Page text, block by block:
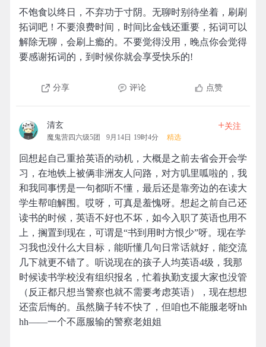
不饱食以终日，不弃功于寸阴。无聊时别待坐着，刷刷
拓词吧！不要浪费时间，时间比金钱还重要，拓词可以
解除无聊，会刷上瘾的。不要觉得没用，晚点你会觉得
要感谢拓词的，到时候你就会享受快乐的!
分享 评论 点赞
清玄
魔鬼营四六级5团 9月14日 19时4分 精选
+关注
回想起自己重拾英语的动机，大概是之前去省会开会学
习，在地铁上被俩非洲友人问路，对方叽里呱啦的，我
和我同事愣是一句都听不懂，最后还是靠旁边的在读大
学生帮咱解围。哎呀，可真是羞愧呀。想起之前自己还
读书的时候，英语不好也不坏，如今入职了英语也用不
上，搁置到现在，可谓是“书到用时方恨少”呀。现在学
习我也没什么大目标，能听懂几句日常话就好，能交流
几下就更不错了。听说现在的孩子人均英语4级，我那
时候读书学校没有组织报名，忙着执勤支援大家也没管
（反正都只想当警察也就不需要考虑英语），现在想想
还蛮后悔的。虽然脑子转不快了，但咱也不能服老呀hh
hh——一个不愿服输的警察老姐姐